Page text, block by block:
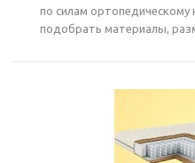
по силам ортопедическому
подобрать материалы,